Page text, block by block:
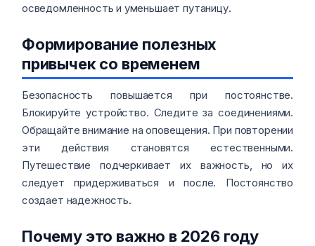
осведомленность и уменьшает путаницу.
Формирование полезных
привычек со временем
Безопасность повышается при постоянстве.
Блокируйте устройство. Следите за соединениями.
Обращайте внимание на оповещения. При повторении
эти действия становятся естественными.
Путешествие подчеркивает их важность, но их
следует придерживаться и после. Постоянство
создает надежность.
Почему это важно в 2026 году